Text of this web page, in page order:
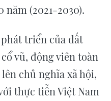
(2021-2030).
triển của đất
vũ, động viên toàn
chủ nghĩa xã hội,
thực tiễn Việt Nam